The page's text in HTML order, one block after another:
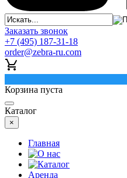
Заказать звонок
+7 (495) 187-31-18
order@zebra-ru.com
Корзина пуста
Каталог
×
Главная
О нас
Каталог
Аренда